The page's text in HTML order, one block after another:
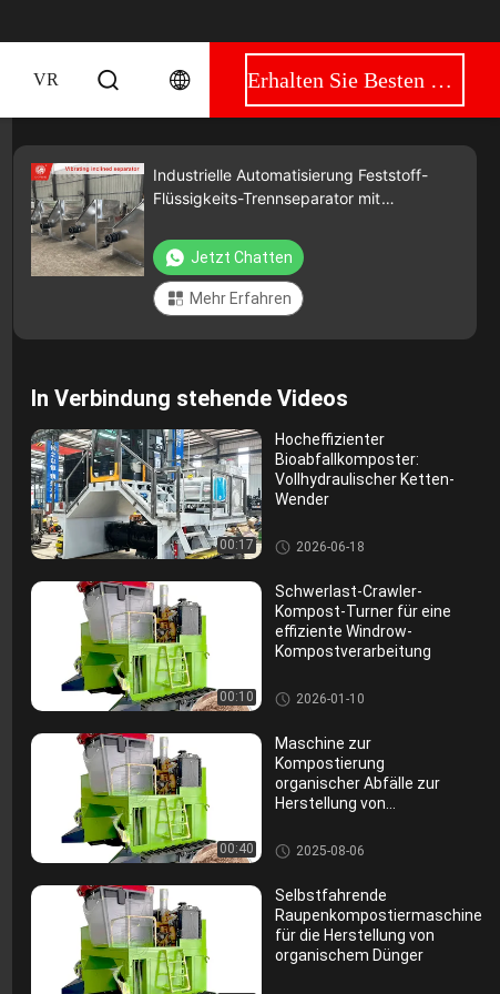
VR Erhalten Sie Besten Preis
Industrielle Automatisierung Feststoff-
Flüssigkeits-Trennseparator mit
Jetzt Chatten
Mehr Erfahren
In Verbindung stehende Videos
00:17
Hocheffizienter
Bioabfallkomposter:
Vollhydraulischer Ketten-
Wender
Kompostdüngermaschine
2026-06-18
00:10
Schwerlast-Crawler-
Kompost-Turner für eine
effiziente Windrow-
Kompostverarbeitung
Kompostdüngermaschine
2026-01-10
00:40
Maschine zur
Kompostierung
organischer Abfälle zur
Herstellung von
Kompostdüngermaschine
2025-08-06
Selbstfahrende
Raupenkompostiermaschine
für die Herstellung von
organischem Dünger